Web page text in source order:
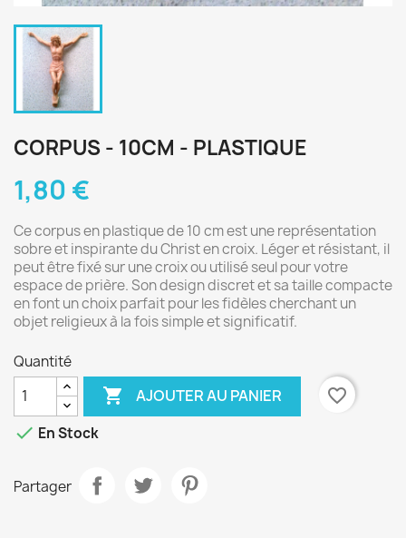
CORPUS - 10CM - PLASTIQUE
1,80 €
Ce corpus en plastique de 10 cm est une représentation
sobre et inspirante du Christ en croix. Léger et résistant, il
peut être fixé sur une croix ou utilisé seul pour votre
espace de prière. Son design discret et sa taille compacte
en font un choix parfait pour les fidèles cherchant un
objet religieux à la fois simple et significatif.
Quantité
 AJOUTER AU PANIER
favorite_border
 En Stock
Partager